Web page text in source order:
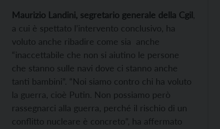
Maurizio Landini, segretario generale della Cgil
a cui è spettato l’intervento conclusivo, ha
voluto anche ribadire come sia anche
“inaccettabile che non si aiutino le persone
che stanno sulle navi dove ci stanno anche
tanti bambini”. “Noi siamo contro chi ha voluto
la guerra, cioè Putin. Non possiamo però
rassegnarci alla guerra, perché il rischio di un
conflitto nucleare è concreto”, ha affermato